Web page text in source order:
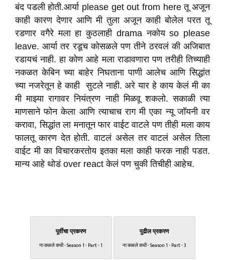
बंद पडली होती.आर्या please get out from here तू अजून
काही कारण देणार आणि मी तुला अजून काही बोलेल परत तू
रडणार वगैरे मला हा कुठलाही drama नकोय so please
leave. आर्या तर रडूच कोसळले पण तीने ठरवलं की अजिबात
रडायचं नाही. हा कोण आहे मला राडावणारा पण तरीही तिच्याही
नकळत केबिन च्या बाहेर निघताना पाणी आलेच आणि सिद्धांत
च्या नजरेतून हे काही सुटले नाही. अरे यार हे काय केलं मी का
मी माझ्या रागावर नियंत्रण नाही मिळवू शकलो. सकाळी त्या
माणसाने फोन केला आणि त्याचाच राग मी एका न्यू जॉयनी वर
करावा, सिद्धांत ला मनातून फार वाईट वाटले पण तीही मला काय
फालतू कारण देत होती. वाटलं असेल तर वाटलं असेल तिला
वाईट मी का विचारकरतोय इतका मला काही फरक नाही पडत.
मान्य आहे थोडं over react केलं पण चुकी तिचीही आहेच.
पूर्वीचा प्रकरण
ना कळले कधी - Season 1 - Part - 1
पुढील प्रकरण
ना कळले कधी - Season 1 - Part - 3